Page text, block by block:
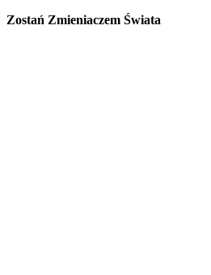
Zostań Zmieniaczem Świata